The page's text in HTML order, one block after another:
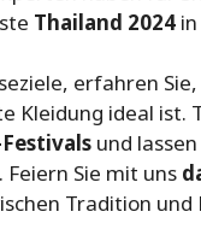
Thailand 2024
erfahren
ideal ist.
und
Sie mit uns
Tradition und